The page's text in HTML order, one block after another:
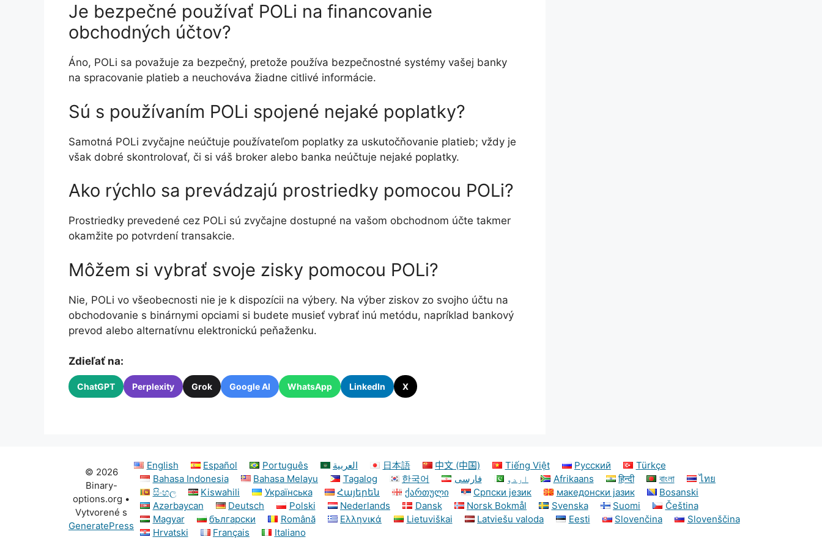
Je bezpečné používať POLi na financovanie
obchodných účtov?
Áno, POLi sa považuje za bezpečný, pretože používa bezpečnostné systémy vašej banky
na spracovanie platieb a neuchováva žiadne citlivé informácie.
Sú s používaním POLi spojené nejaké poplatky?
Samotná POLi zvyčajne neúčtuje používateľom poplatky za uskutočňovanie platieb; vždy je
však dobré skontrolovať, či si váš broker alebo banka neúčtuje nejaké poplatky.
Ako rýchlo sa prevádzajú prostriedky pomocou POLi?
Prostriedky prevedené cez POLi sú zvyčajne dostupné na vašom obchodnom účte takmer
okamžite po potvrdení transakcie.
Môžem si vybrať svoje zisky pomocou POLi?
Nie, POLi vo všeobecnosti nie je k dispozícii na výbery. Na výber ziskov zo svojho účtu na
obchodovanie s binárnymi opciami si budete musieť vybrať inú metódu, napríklad bankový
prevod alebo alternatívnu elektronickú peňaženku.
Zdieľať na:
ChatGPT Perplexity Grok Google AI WhatsApp LinkedIn X
English Español Português العربية 日本語 中文 (中国) Tiếng Việt Русский
Türkçe
Bahasa Indonesia
Bahasa Melayu Tagalog 한국어 فارسی اردو Afrikaans हिन्दी বাংলা
ไทย
සිංහල
Kiswahili Українська Հայերեն ქართული Српски језик македонски јазик
Bosanski
Azərbaycan
Deutsch Polski Nederlands Dansk Norsk Bokmål Svenska Suomi
Čeština
Magyar
български Română Ελληνικά Lietuviškai Latviešu valoda Eesti Slovenčina
Slovenščina
Hrvatski
Français Italiano
© 2026
Binary-
options.org •
Vytvorené s
GeneratePress